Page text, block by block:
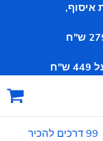
99 דרכים להכיר